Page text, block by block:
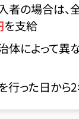
者の場合は、
を支給
体によって異
行った日から